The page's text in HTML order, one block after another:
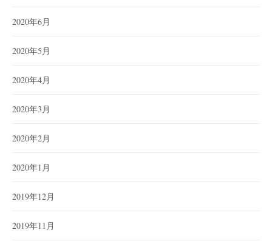
2020年6月
2020年5月
2020年4月
2020年3月
2020年2月
2020年1月
2019年12月
2019年11月